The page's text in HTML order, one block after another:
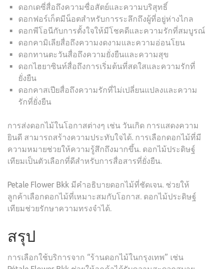
ดอกเดซี่สื่อถึงความซื่อสัตย์และความบริสุทธิ์
ดอกฟอร์เก็ตมีน็อตสำหรับการระลึกถึงผู้ที่อยู่ห่างไกล
ดอกพีโอนีกับการตั้งใจให้มีโชคดีและความรักที่สมบูรณ์
ดอกคามิเลียสื่อถึงความงดงามและความอ่อนโยน
ดอกทานตะวันสื่อถึงความยั่งยืนและความสุข
ดอกไฮยาซินท์สื่อถึงการเริ่มต้นที่สดใสและความรักที่
ยั่งยืน
ดอกคาสเปียสื่อถึงความรักที่ไม่เปลี่ยนแปลงและความ
รักที่ยั่งยืน
การส่งดอกไม้ในโอกาสต่างๆ เช่น วันเกิด การแสดงความ
ยินดี สามารถสร้างความประทับใจได้. การเลือกดอกไม้ที่มี
ความหมายช่วยให้ความรู้สึกถึงมากขึ้น. ดอกไม้ประดิษฐ์
เทียมเป็นตัวเลือกที่ดีสำหรับการสื่อสารที่ยั่งยืน.
Petale Flower Bkk มีคำอธิบายดอกไม้ที่ชัดเจน. ช่วยให้
ลูกค้าเลือกดอกไม้ที่เหมาะสมกับโอกาส. ดอกไม้ประดิษฐ์
เทียมช่วยรักษาความทรงจำได้.
สรุป
การเลือกใช้บริการจาก “ร้านดอกไม้ในกรุงเทพ” เช่น